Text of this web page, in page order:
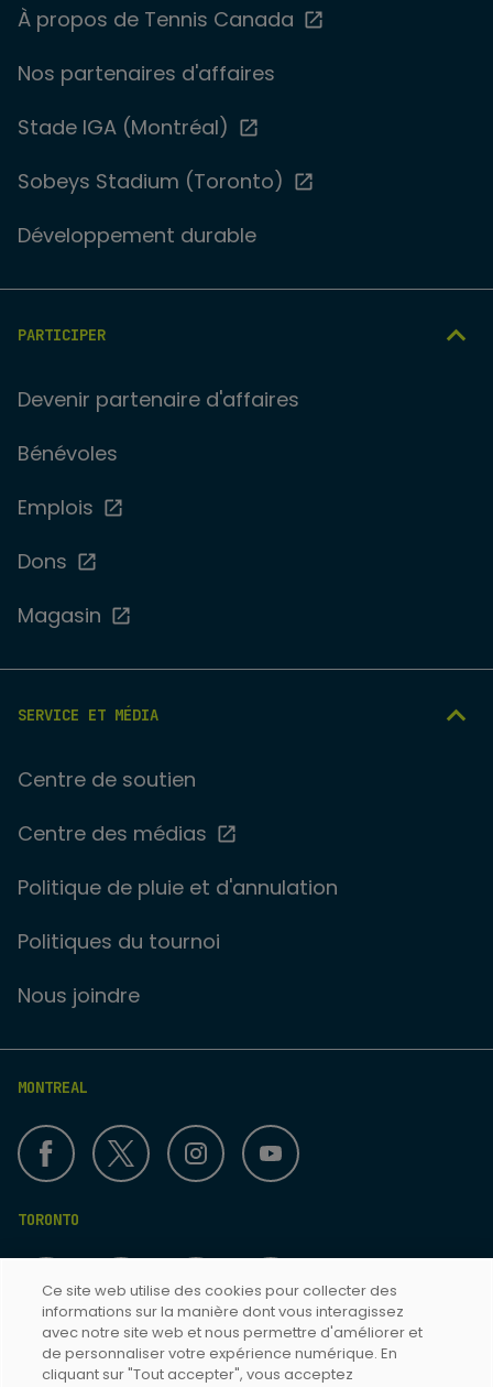
À propos de Tennis Canada
Nos partenaires d'affaires
Stade IGA (Montréal)
Sobeys Stadium (Toronto)
Développement durable
PARTICIPER
Devenir partenaire d'affaires
Bénévoles
Emplois
Dons
Magasin
SERVICE ET MÉDIA
Centre de soutien
Centre des médias
Politique de pluie et d'annulation
Politiques du tournoi
Nous joindre
MONTREAL
TORONTO
Ce site web utilise des cookies pour collecter des
informations sur la manière dont vous interagissez
avec notre site web et nous permettre d'améliorer et
de personnaliser votre expérience numérique. En
cliquant sur "Tout accepter", vous acceptez